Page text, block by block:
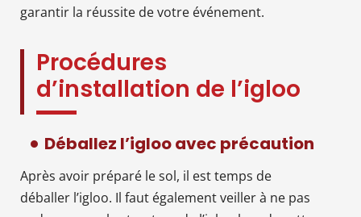
garantir la réussite de votre événement.
Procédures
d’installation de l’igloo
Déballez l’igloo avec précaution
Après avoir préparé le sol, il est temps de
déballer l’igloo. Il faut également veiller à ne pas